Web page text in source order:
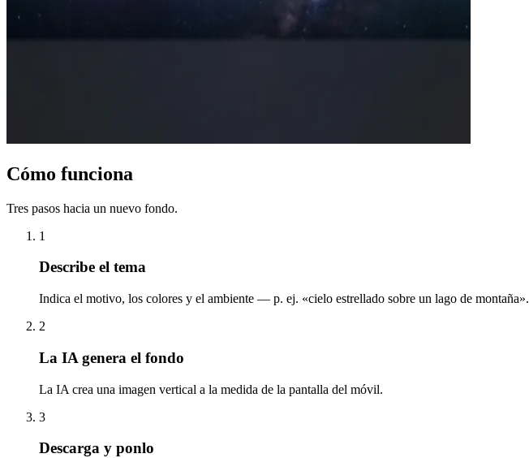
Cómo funciona
Tres pasos hacia un nuevo fondo.
1
Describe el tema
Indica el motivo, los colores y el ambiente — p. ej. «cielo estrellado sobre un lago de montaña».
2
La IA genera el fondo
La IA crea una imagen vertical a la medida de la pantalla del móvil.
3
Descarga y ponlo